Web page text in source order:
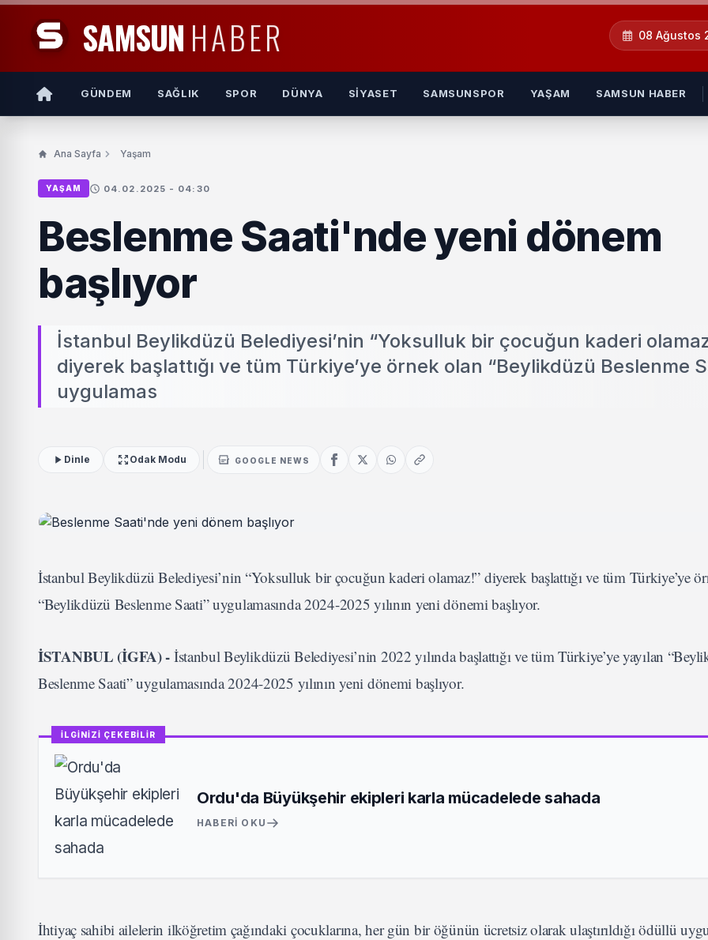
SAMSUN HABER 08 Ağustos
GÜNDEM SAĞLIK SPOR DÜNYA SIYASET SAMSUNSPOR YAŞAM SAMSUN HABER
Ana Sayfa Yaşam
YAŞAM 04.02.2025 - 04:30
Beslenme Saati'nde yeni dönem
başlıyor
İstanbul Beylikdüzü Belediyesi’nin “Yoksulluk bir çocuğun kaderi
diyerek başlattığı ve tüm Türkiye’ye örnek olan “Beylikdüzü Beslenme
uygulamas
Dinle Odak Modu GOOGLE NEWS
İstanbul Beylikdüzü Belediyesi’nin “Yoksulluk bir çocuğun kaderi olamaz!” diyerek başlattığı ve tüm Türkiye’ye
“Beylikdüzü Beslenme Saati” uygulamasında 2024-2025 yılının yeni dönemi başlıyor.
İSTANBUL (İGFA) - İstanbul Beylikdüzü Belediyesi’nin 2022 yılında başlattığı ve tüm Türkiye’ye yayılan
Beslenme Saati” uygulamasında 2024-2025 yılının yeni dönemi başlıyor.
İLGİNİZİ ÇEKEBİLİR
Ordu'da Büyükşehir ekipleri karla mücadelede sahada
HABERI OKU
İhtiyaç sahibi ailelerin ilköğretim çağındaki çocuklarına, her gün bir öğünün ücretsiz olarak ulaştırıldığı ödüllü